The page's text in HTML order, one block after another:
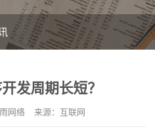
发周期长短？
网络 来源：互联网